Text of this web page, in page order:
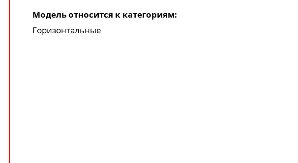
Модель относится к категориям:
Горизонтальные